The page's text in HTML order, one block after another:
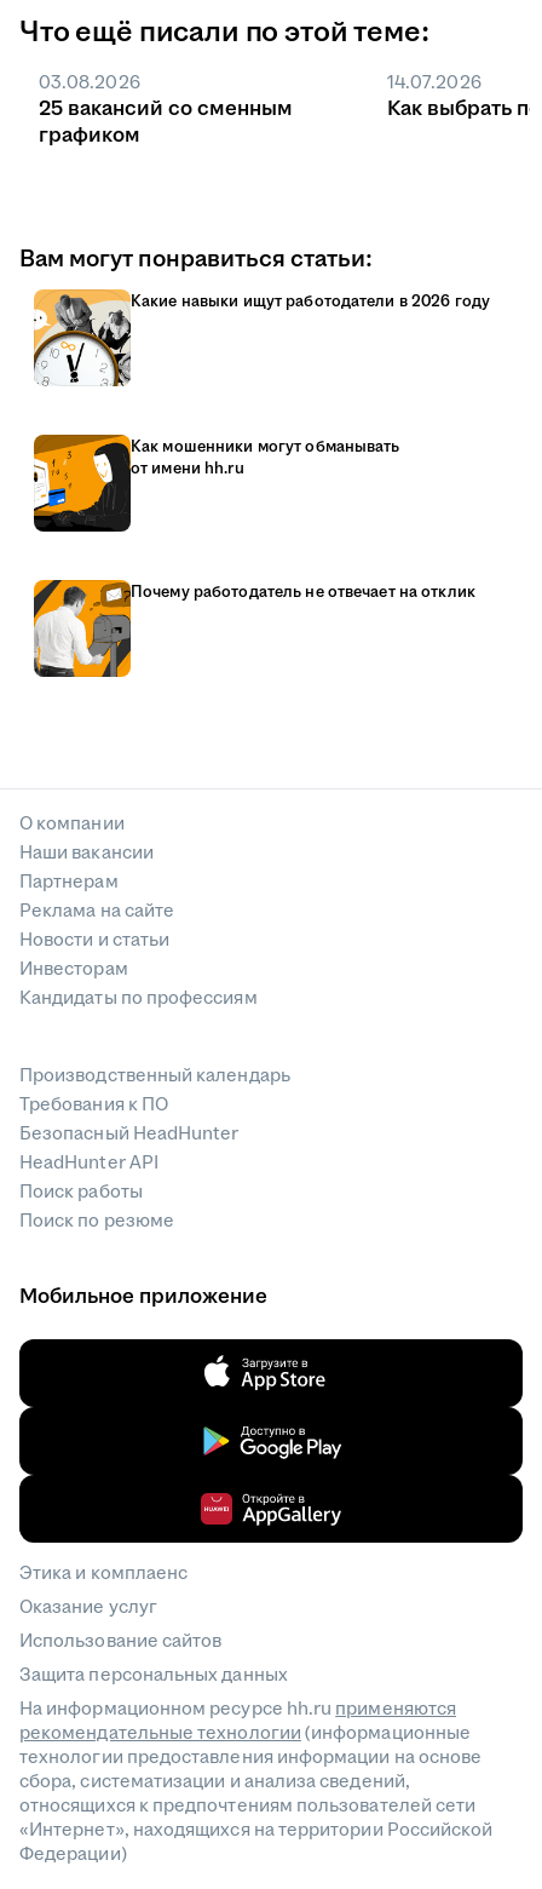
Что ещё писали по этой теме:
03.08.2026
25 вакансий со сменным
графиком
14.07.2026
Как выбрать
Вам могут понравиться статьи:
Какие навыки ищут работодатели в 2026 году
Как мошенники могут обманывать
от имени hh.ru
Почему работодатель не отвечает на отклик
О компании
Наши вакансии
Партнерам
Реклама на сайте
Новости и статьи
Инвесторам
Кандидаты по профессиям
Производственный календарь
Требования к ПО
Безопасный HeadHunter
HeadHunter API
Поиск работы
Поиск по резюме
Мобильное приложение
Этика и комплаенс
Оказание услуг
Использование сайтов
Защита персональных данных
На информационном ресурсе hh.ru применяются
рекомендательные технологии(информационные
технологии предоставления информации на основе
сбора, систематизации и анализа сведений,
относящихся к предпочтениям пользователей сети
«Интернет», находящихся на территории Российской
Федерации)